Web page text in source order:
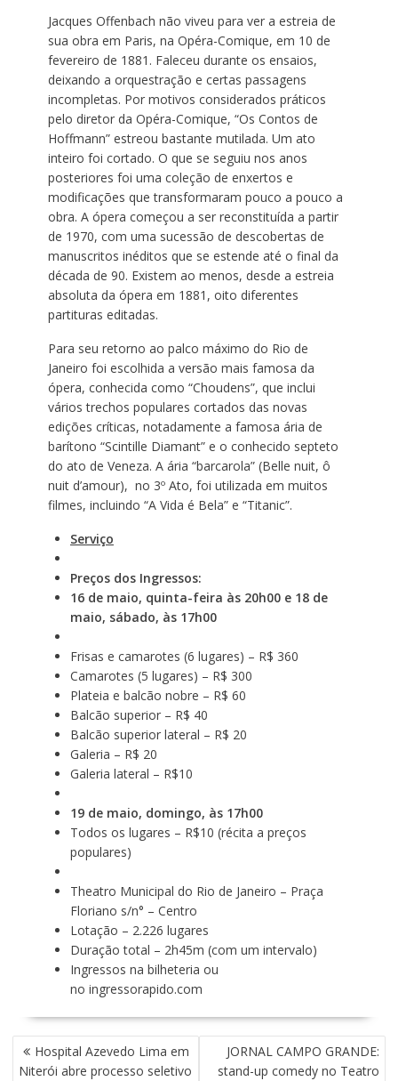
Jacques Offenbach não viveu para ver a estreia de
sua obra em Paris, na Opéra-Comique, em 10 de
fevereiro de 1881. Faleceu durante os ensaios,
deixando a orquestração e certas passagens
incompletas. Por motivos considerados práticos
pelo diretor da Opéra-Comique, “Os Contos de
Hoffmann” estreou bastante mutilada. Um ato
inteiro foi cortado. O que se seguiu nos anos
posteriores foi uma coleção de enxertos e
modificações que transformaram pouco a pouco a
obra. A ópera começou a ser reconstituída a partir
de 1970, com uma sucessão de descobertas de
manuscritos inéditos que se estende até o final da
década de 90. Existem ao menos, desde a estreia
absoluta da ópera em 1881, oito diferentes
partituras editadas.
Para seu retorno ao palco máximo do Rio de
Janeiro foi escolhida a versão mais famosa da
ópera, conhecida como “Choudens”, que inclui
vários trechos populares cortados das novas
edições críticas, notadamente a famosa ária de
barítono “Scintille Diamant” e o conhecido septeto
do ato de Veneza. A ária “barcarola” (Belle nuit, ô
nuit d’amour), no 3º Ato, foi utilizada em muitos
filmes, incluindo “A Vida é Bela” e “Titanic”.
Serviço
Preços dos Ingressos:
16 de maio, quinta-feira às 20h00 e 18 de
maio, sábado, às 17h00
Frisas e camarotes (6 lugares) – R$ 360
Camarotes (5 lugares) – R$ 300
Plateia e balcão nobre – R$ 60
Balcão superior – R$ 40
Balcão superior lateral – R$ 20
Galeria – R$ 20
Galeria lateral – R$10
19 de maio, domingo, às 17h00
Todos os lugares – R$10 (récita a preços
populares)
Theatro Municipal do Rio de Janeiro – Praça
Floriano s/n° – Centro
Lotação – 2.226 lugares
Duração total – 2h45m (com um intervalo)
Ingressos na bilheteria ou
no ingressorapido.com
N
A
Hospital Azevedo Lima em
Niterói abre processo seletivo
JORNAL CAMPO GRANDE:
stand-up comedy no Teatro